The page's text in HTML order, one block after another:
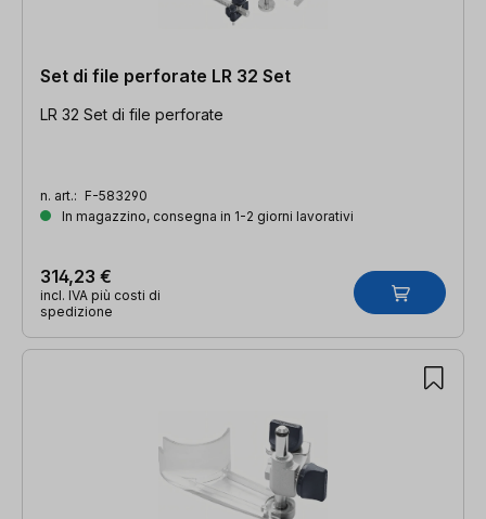
Set di file perforate LR 32 Set
LR 32 Set di file perforate
n. art.: F-583290
In magazzino, consegna in 1-2 giorni lavorativi
314,23 €
incl. IVA più costi di
spedizione